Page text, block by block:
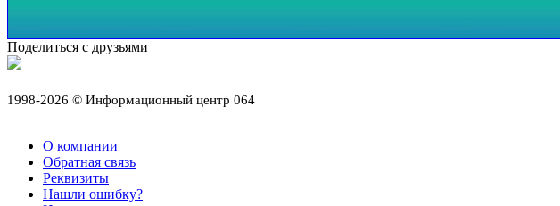
Поделиться с друзьями
1998-2026 © Информационный центр 064
О компании
Обратная связь
Реквизиты
Нашли ошибку?